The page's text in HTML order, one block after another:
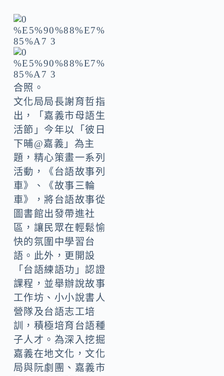
合照。
文化局局長謝育哲指
出，「嘉義市母語生
活節」今年以「彼日
下晡@嘉義」為主
題，精心策畫一系列
活動，《台語故事列
車》、《故事三輪
車》，將台語故事從
圖書館出發帶進社
區，讓民眾在輕鬆愉
快的氛圍中學習台
語。此外，更開設
「台語練語功」認證
課程，並舉辦說故事
工作坊、小小說書人
營隊及台語志工培
訓，積極培育台語種
子人才。為深入挖掘
嘉義在地文化，文化
局與阮劇團、嘉義市